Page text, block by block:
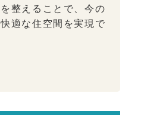
整えることで、今の
適な住空間を実現で